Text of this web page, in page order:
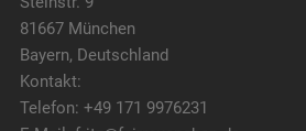
81667 München
Bayern, Deutschland
Kontakt:
Telefon: +49 171 9976231